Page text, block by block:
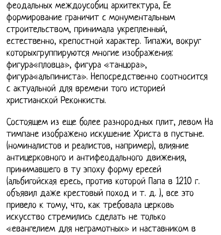
феодальных междоусобиц архитектура, Ее
формирование граничит с монументальным
строительством, принимала укрепленный,
естественно, крепостной характер. Типажи, вокруг
которыхгруппируются многие изображения:
фигура«пловца», фигура «танцора»,
фигура«альпиниста». Непосредственно соотносится
с актуальной для времени того историей
христианской Реконкисты.
Состоящем из еще более разнородных плит, левом На
тимпане изображено искушение Христа в пустыне.
(номиналистов и реалистов, например), влияние
антицерковного и антифеодального движения,
принимавшего в ту эпоху форму ересей
(альбигойская ересь, против которой Папа в 1210 г.
объявил даже крестовый поход и т. д. ), все это
привело к тому, что, как требовала церковь
искусство стремились сделать не только
«евангелием для неграмотных» и наставником в